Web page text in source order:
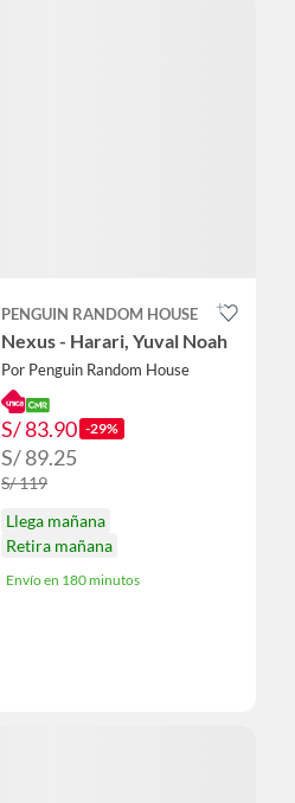
PENGUIN RANDOM HOUSE
Nexus - Harari, Yuval Noah
Por Penguin Random House
S/ 83.90 -29%
S/ 89.25
S/ 119
Llega mañana
Retira mañana
Envío en 180 minutos